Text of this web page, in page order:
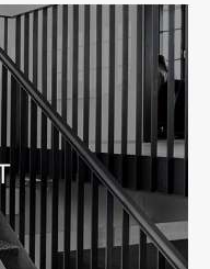
产品询盘字段
客户判断实力